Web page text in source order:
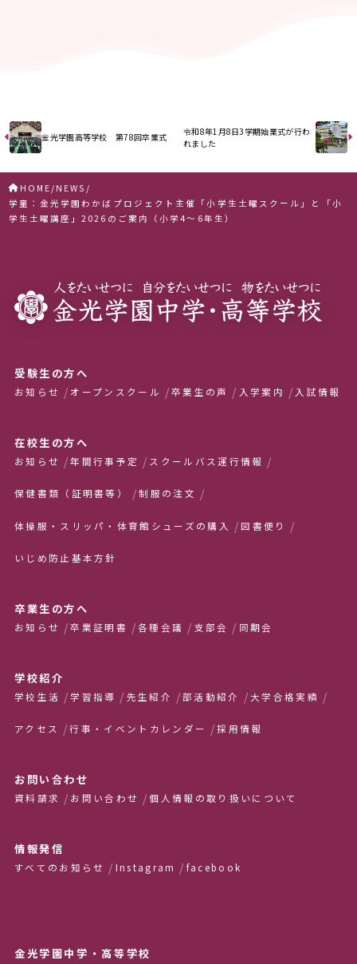
金光学園高等学校 第78回卒業式
令和8年1月8日3学期始業式が行わ
れました
HOME NEWS
学童：金光学園わかばプロジェクト主催「小学生土曜スクール」と「小
学生土曜講座」2026のご案内（小学4～6年生）
受験生の方へ
お知らせ オープンスクール 卒業生の声 入学案内 入試情報
在校生の方へ
お知らせ 年間行事予定 スクールバス運行情報
保健書類（証明書等） 制服の注文
体操服・スリッパ・体育館シューズの購入 図書便り
いじめ防止基本方針
卒業生の方へ
お知らせ 卒業証明書 各種会議 支部会 同期会
学校紹介
学校生活 学習指導 先生紹介 部活動紹介 大学合格実績
アクセス 行事・イベントカレンダー 採用情報
お問い合わせ
資料請求 お問い合わせ 個人情報の取り扱いについて
情報発信
すべてのお知らせ Instagram facebook
金光学園中学・高等学校